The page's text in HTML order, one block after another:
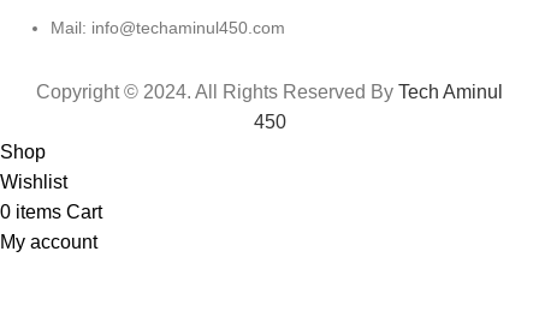
Mail: info@techaminul450.com
Copyright © 2024. All Rights Reserved By Tech Aminul
450
Shop
Wishlist
0 items Cart
My account